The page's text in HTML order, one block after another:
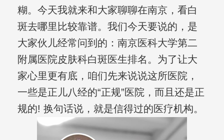
糊。今天我就来和大家聊聊在南京，看白
斑去哪里比较靠谱。我们今天要说的，是
大家伙儿经常问到的：南京医科大学第二
附属医院皮肤科白斑医生排名。为了让大
家心里更有底，咱们先来说说这所医院，
一些是正儿八经的“正规”医院，而且还是正
规的! 换句话说，就是信得过的医疗机构。